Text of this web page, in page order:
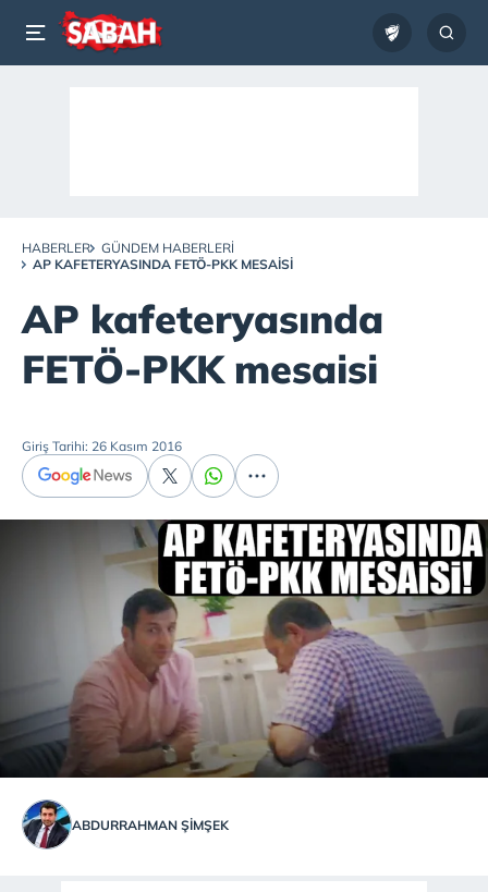
HABERLER
GÜNDEM HABERLERI
AP KAFETERYASINDA FETÖ-PKK MESAISI
AP kafeteryasında
FETÖ-PKK mesaisi
Giriş Tarihi: 26 Kasım 2016
ABDURRAHMAN ŞİMŞEK